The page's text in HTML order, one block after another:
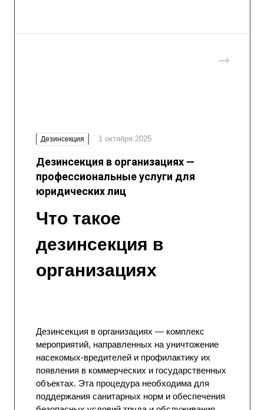
Дезинсекция 1 октября 2025
Дезинсекция в организациях —
профессиональные услуги для
юридических лиц
Что такое
дезинсекция в
организациях
Дезинсекция в организациях — комплекс
мероприятий, направленных на уничтожение
насекомых-вредителей и профилактику их
появления в коммерческих и государственных
объектах. Эта процедура необходима для
поддержания санитарных норм и обеспечения